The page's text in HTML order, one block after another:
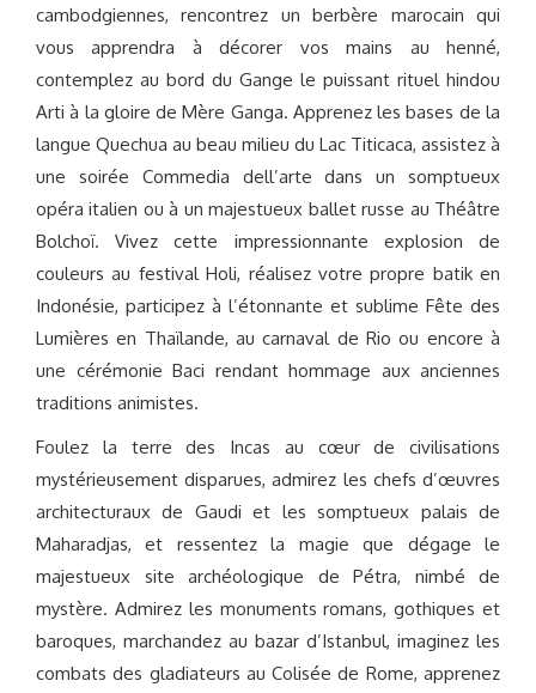
cambodgiennes, rencontrez un berbère marocain qui
vous apprendra à décorer vos mains au henné,
contemplez au bord du Gange le puissant rituel hindou
Arti à la gloire de Mère Ganga. Apprenez les bases de la
langue Quechua au beau milieu du Lac Titicaca, assistez à
une soirée Commedia dell’arte dans un somptueux
opéra italien ou à un majestueux ballet russe au Théâtre
Bolchoï. Vivez cette impressionnante explosion de
couleurs au festival Holi, réalisez votre propre batik en
Indonésie, participez à l’étonnante et sublime Fête des
Lumières en Thaïlande, au carnaval de Rio ou encore à
une cérémonie Baci rendant hommage aux anciennes
traditions animistes.
Foulez la terre des Incas au cœur de civilisations
mystérieusement disparues, admirez les chefs d’œuvres
architecturaux de Gaudi et les somptueux palais de
Maharadjas, et ressentez la magie que dégage le
majestueux site archéologique de Pétra, nimbé de
mystère. Admirez les monuments romans, gothiques et
baroques, marchandez au bazar d’Istanbul, imaginez les
combats des gladiateurs au Colisée de Rome, apprenez